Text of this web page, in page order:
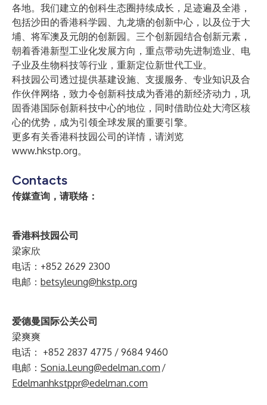
各地。我们建立的创科生态圈持续成长，足迹遍及全港，
包括沙田的香港科学园、九龙塘的创新中心，以及位于大
埔、将军澳及元朗的创新园。三个创新园结合创新元素，
朝着香港新型工业化发展方向，重点带动先进制造业、电
子业及生物科技等行业，重新定位新世代工业。
科技园公司透过提供基建设施、支援服务、专业知识及合
作伙伴网络，致力令创新科技成为香港的新经济动力，巩
固香港国际创新科技中心的地位，同时借助位处大湾区核
心的优势，成为引领全球发展的重要引擎。
更多有关香港科技园公司的详情，请浏览
www.hkstp.org。
Contacts
传媒查询，请联络：
香港科技园公司
梁家欣
电话：+852 2629 2300
电邮： betsyleung@hkstp.org
爱德曼国际公关公司
梁爽爽
电话： +852 2837 4775 / 9684 9460
电邮： Sonia.Leung@edelman.com /
Edelmanhkstppr@edelman.com